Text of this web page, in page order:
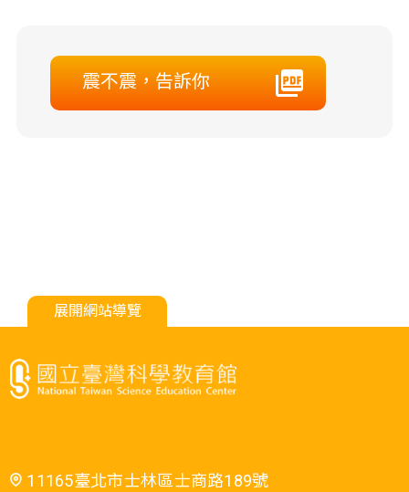
震不震，告訴你
展開網站導覽
11165臺北市士林區士商路189號